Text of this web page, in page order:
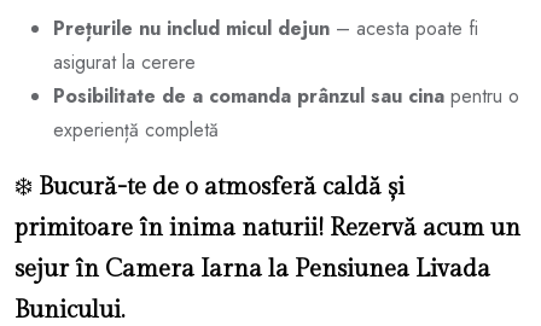
Prețurile nu includ micul dejun – acesta poate fi
asigurat la cerere
Posibilitate de a comanda prânzul sau cina pentru o
experiență completă
❄️ Bucură-te de o atmosferă caldă și
primitoare în inima naturii! Rezervă acum un
sejur în Camera Iarna la Pensiunea Livada
Bunicului.